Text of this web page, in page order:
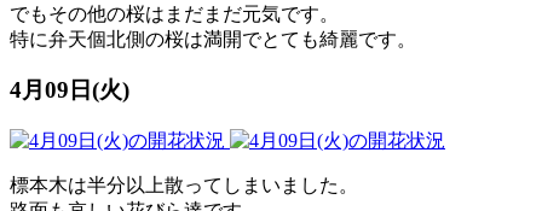
でもその他の桜はまだまだ元気です。
特に弁天個北側の桜は満開でとても綺麗です。
4月09日(火)
標本木は半分以上散ってしまいました。